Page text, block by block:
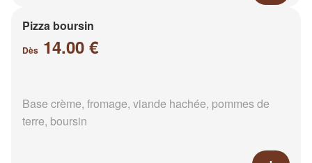
Pizza boursin
Dès 14.00 €
Base crème, fromage, viande hachée, pommes de
terre, boursin